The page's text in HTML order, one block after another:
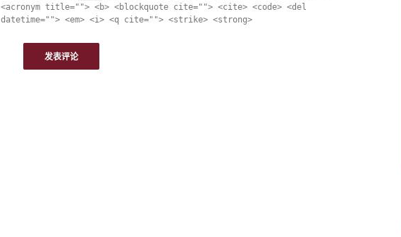
<acronym title=""> <b> <blockquote cite=""> <cite> <code> <del
datetime=""> <em> <i> <q cite=""> <strike> <strong>